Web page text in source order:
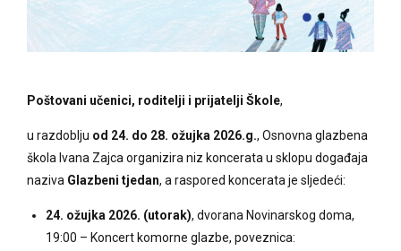
Poštovani učenici, roditelji i prijatelji Škole,
u razdoblju od 24. do 28. ožujka 2026.g., Osnovna glazbena
škola Ivana Zajca organizira niz koncerata u sklopu događaja
naziva Glazbeni tjedan, a raspored koncerata je sljedeći:
24. ožujka 2026. (utorak), dvorana Novinarskog doma,
19:00 – Koncert komorne glazbe, poveznica: